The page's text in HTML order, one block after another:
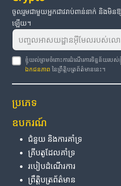
ចូលរួមជាមួយអ្នកជាវរាប់ពាន់នាក់ និងមិ
ឡើយ។
ខ្ញុំយល់ព្រមចំពោះការដំណើរការទិន្នន័យរ
ឯកជនភាព នៃព្រឹត្តិបត្រព័ត៌មាននេះ។
ប្រភេទ
ឧបករណ៍
ជំនួយ និង​ការ​គាំទ្រ
គ្រីបតូ​ដែល​គាំទ្រ
របៀប​ដំណើរការ
ព្រឹត្តិបត្រ​ព័ត៌មាន